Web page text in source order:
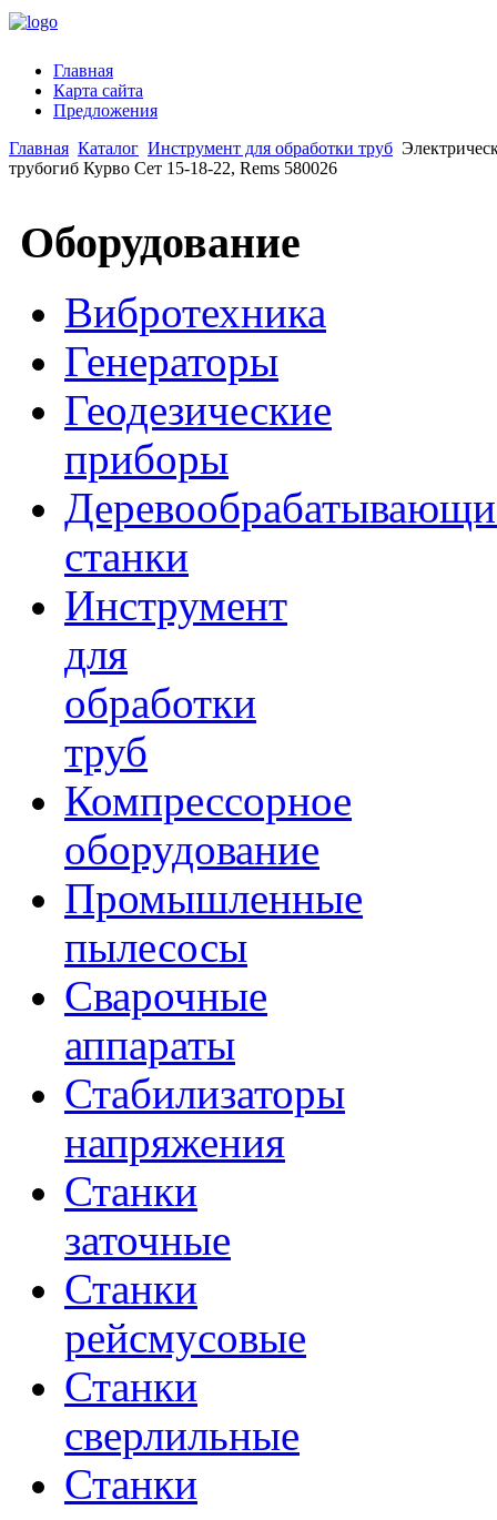
Главная
Карта сайта
Предложения
Главная Каталог Инструмент для обработки труб
трубогиб Курво Сет 15-18-22, Rems 580026
Оборудование
Вибротехника
Генераторы
Геодезические
приборы
станки
Инструмент
для
обработки
труб
Компрессорное
оборудование
Промышленные
пылесосы
Сварочные
аппараты
Стабилизаторы
напряжения
Станки
заточные
Станки
рейсмусовые
Станки
сверлильные
Станки